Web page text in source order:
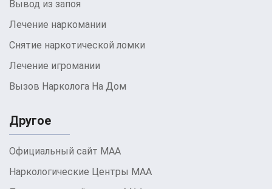
Вывод из запоя
Лечение наркомании
Снятие наркотической ломки
Лечение игромании
Вызов Нарколога На Дом
Другое
Официальный сайт МАА
Наркологические Центры МАА